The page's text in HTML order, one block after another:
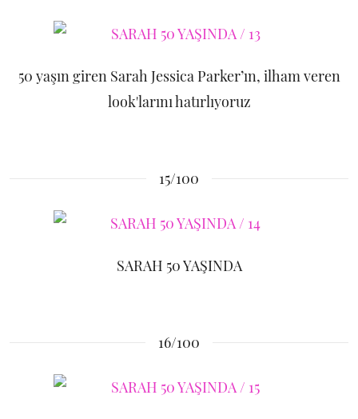
50 yaşın giren Sarah Jessica Parker’ın, ilham veren
look'larını hatırlıyoruz
15/100
SARAH 50 YAŞINDA
16/100